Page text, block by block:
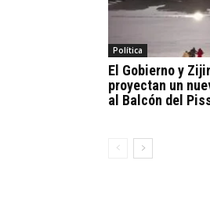
Política
El Gobierno y
proyectan un
al Balcón del